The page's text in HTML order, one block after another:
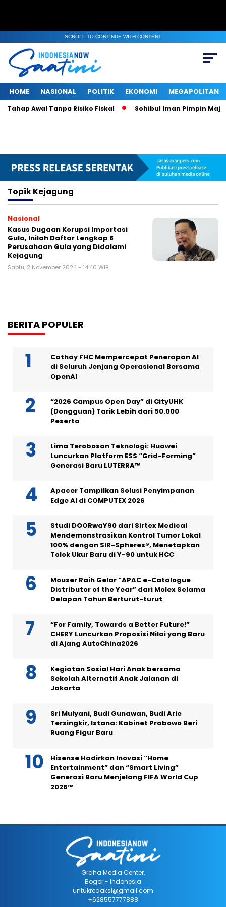
SCROLL TO CONTINUE WITH CONTENT
HOME NASIONAL POLITIK EKONOMI MEGAPOLITAN
Awal Tanpa Risiko Fiskal Sohibul Iman Pimpin
TopikKejagung
Nasional
Kasus Dugaan Korupsi Importasi
Gula, Inilah Daftar Lengkap 8
Perusahaan Gula yang Didalami
Kejagung
Sabtu, 2 November 2024 - 14:40 WIB
BERITA POPULER
Cathay FHC Mempercepat Penerapan AI
di Seluruh Jenjang Operasional Bersama
OpenAI
“2026 Campus Open Day” di CityUHK
(Dongguan) Tarik Lebih dari 50.000
Peserta
Lima Terobosan Teknologi: Huawei
Luncurkan Platform ESS “Grid-Forming”
Generasi Baru LUTERRA™
Apacer Tampilkan Solusi Penyimpanan
Edge AI di COMPUTEX 2026
Studi DOORwaY90 dari Sirtex Medical
Mendemonstrasikan Kontrol Tumor Lokal
100% dengan SIR-Spheres®, Menetapkan
Tolok Ukur Baru di Y-90 untuk HCC
Mouser Raih Gelar “APAC e-Catalogue
Distributor of the Year” dari Molex Selama
Delapan Tahun Berturut-turut
“For Family, Towards a Better Future!”
CHERY Luncurkan Proposisi Nilai yang Baru
di Ajang AutoChina2026
Kegiatan Sosial Hari Anak bersama
Sekolah Alternatif Anak Jalanan di
Jakarta
Sri Mulyani, Budi Gunawan, Budi Arie
Tersingkir, Istana: Kabinet Prabowo Beri
Ruang Figur Baru
Hisense Hadirkan Inovasi “Home
Entertainment” dan “Smart Living”
Generasi Baru Menjelang FIFA World Cup
2026™
Graha Media Center,
Bogor - Indonesia
untukredaksi@gmail.com
+628557777888